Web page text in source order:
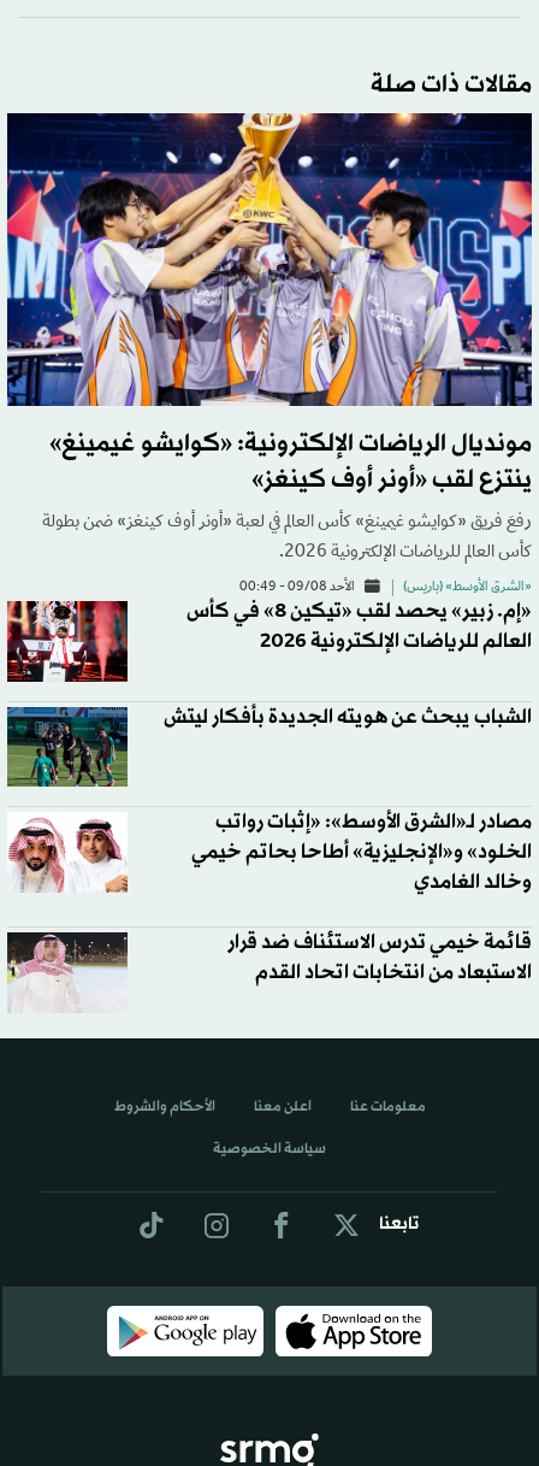
مقالات ذات صلة
مونديال الرياضات الإلكترونية: «كوايشو غيمينغ»
ينتزع لقب «أونر أوف كينغز»
رفعَ فريق «كوايشو غيمينغ» كأس العالم في لعبة «أونر أوف كينغز» ضمن بطولة
كأس العالم للرياضات الإلكترونية 2026.
«الشرق الأوسط» (باريس) الأحد 09/08 - 00:49
«إم. زبير» يحصد لقب «تيكين 8» في كأس
العالم للرياضات الإلكترونية 2026
الشباب يبحث عن هويته الجديدة بأفكار ليتش
مصادر لـ«الشرق الأوسط»: «إثبات رواتب
الخلود» و«الإنجليزية» أطاحا بحاتم خيمي
وخالد الغامدي
قائمة خيمي تدرس الاستئناف ضد قرار
الاستبعاد من انتخابات اتحاد القدم
تابعنا
معلومات عنا اعلن معنا الأحكام والشروط
سياسة الخصوصية